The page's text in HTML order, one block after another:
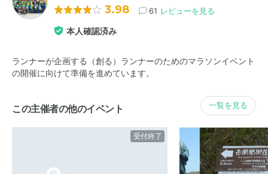
3.98 61 レビューを見る
本人確認済み
ランナーが企画する（創る）ランナーのためのマラソンイベント
の開催に向けて準備を進めています。
この主催者の他のイベント 一覧を見る
受付終了